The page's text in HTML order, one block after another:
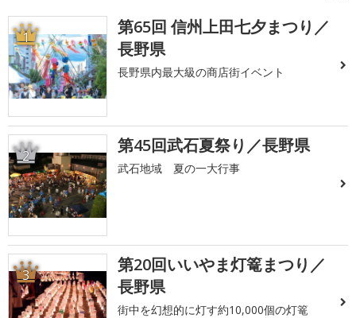
1
第65回 信州上田七夕まつり／
長野県
長野県内最大級の商店街イベント
2 第45回武石夏祭り／長野県
武石地域 夏の一大行事
3
第20回いいやま灯篭まつり／
長野県
街中を幻想的に灯す約10,000個の灯篭